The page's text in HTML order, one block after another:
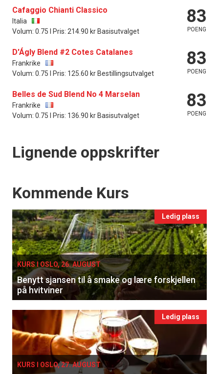
×
Få ukentlige nyhetsbrev fra
kan fritt velge hvilke du ønsker å få
Registrer deg
Cafaggio Chianti Classico
Italia
Volum: 0.75 l Pris: 214.90 kr Basisutvalget
83
POENG
D'Ágly Blend #2 Cotes Catalanes
Frankrike
Volum: 0.75 l Pris: 125.60 kr Bestillingsutvalget
83
POENG
Belles de Sud Blend No 4 Marselan
Frankrike
Volum: 0.75 l Pris: 136.90 kr Basisutvalget
83
POENG
Lignende oppskrifter
Events
Kommende Kurs
Ledig plass
KURS I OSLO, 26. AUGUST
Benytt sjansen til å smake og lære forskjellen
på hvitviner
Ledig plass
KURS I OSLO, 27. AUGUST